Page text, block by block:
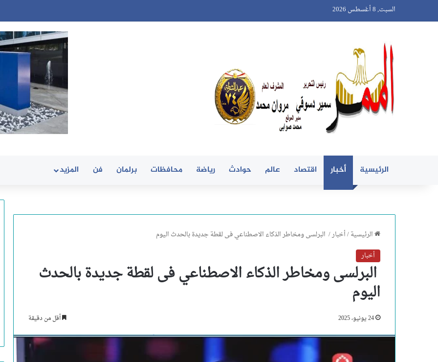
السبت, 8 أغسطس 2026
الرئيسية أخبار اقتصاد عالم حوادث رياضة محافظات برلمان فن المزيد
الرئيسية/أخبار/ البرلسى ومخاطر الذكاء الاصطناعي فى لقطة جديدة بالحدث اليوم
أخبار
البرلسى ومخاطر الذكاء الاصطناعي فى لقطة جديدة بالحدث
اليوم
24 يونيو، 2025 أقل من دقيقة